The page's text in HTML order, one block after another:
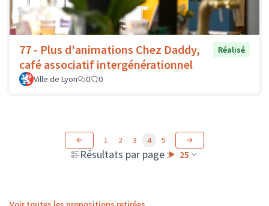
77 - Plus d'animations Chez Daddy,
café associatif intergénérationnel
Réalisé
Ville de Lyon 0 0
Résultats par page : 25
1 2 3 4 5